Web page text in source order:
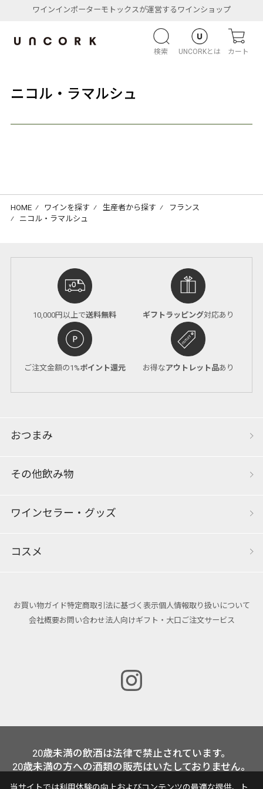
ワインインポーターモトックスが運営するワインショップ
検索 UNCORKとは カート
ニコル・ラマルシュ
HOME ⁄ ワインを探す ⁄ 生産者から探す ⁄ フランス
⁄ ニコル・ラマルシュ
10,000円以上で送料無料 ギフトラッピング対応あり
ご注文金額の1%ポイント還元 お得なアウトレット品あり
おつまみ
その他飲み物
ワインセラー・グッズ
コスメ
お買い物ガイド特定商取引法に基づく表示個人情報取り扱いについて
会社概要お問い合わせ法人向けギフト・大口ご注文サービス
20歳未満の飲酒は法律で禁止されています。
20歳未満の方への酒類の販売はいたしておりません。